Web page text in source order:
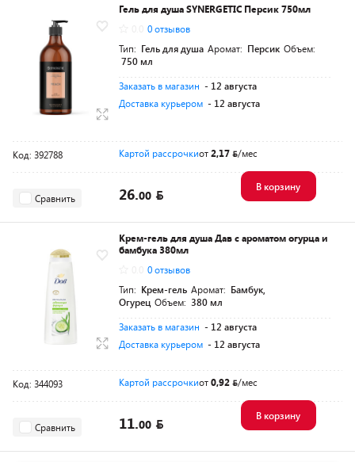
Гель для душа SYNERGETIC Персик 750мл
0 отзывов
Тип: Гель для душа Аромат: Персик Объем:
750 мл
Заказать в магазин - 12 августа
Доставка курьером - 12 августа
Код: 392788 Картой рассрочкиот2,17 /мес
Сравнить 26.00
В корзину
Крем-гель для душа Дав с ароматом огурца и
бамбука 380мл
0 отзывов
Тип: Крем-гель Аромат: Бамбук,
Огурец Объем: 380 мл
Заказать в магазин - 12 августа
Доставка курьером - 12 августа
Код: 344093 Картой рассрочкиот0,92 /мес
Сравнить 11.00
В корзину